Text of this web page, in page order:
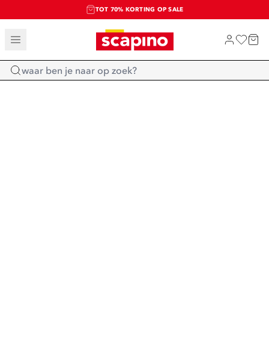
TOT 70% KORTING OP SALE
SALE: LAATSTE KANS!
SHOP NIEUW
Home